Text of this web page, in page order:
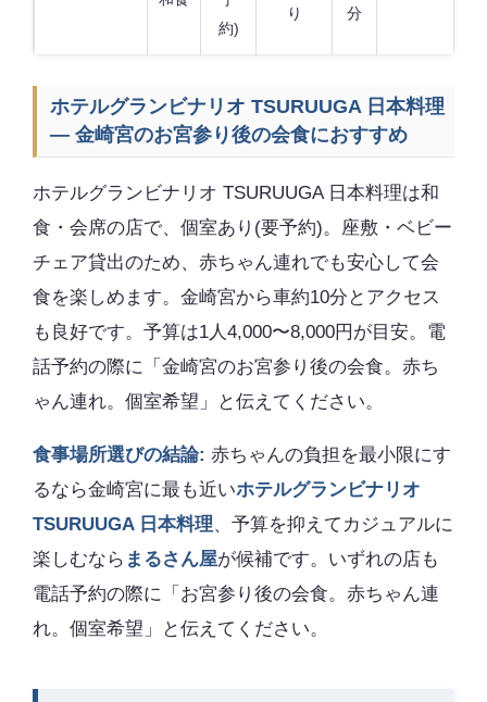
約)
り
分
ホテルグランビナリオ TSURUUGA 日本料理
— 金崎宮のお宮参り後の会食におすすめ
ホテルグランビナリオ TSURUUGA 日本料理は和
食・会席の店で、個室あり(要予約)。座敷・ベビー
チェア貸出のため、赤ちゃん連れでも安心して会
食を楽しめます。金崎宮から車約10分とアクセス
も良好です。予算は1人4,000〜8,000円が目安。電
話予約の際に「金崎宮のお宮参り後の会食。赤ち
ゃん連れ。個室希望」と伝えてください。
食事場所選びの結論: 赤ちゃんの負担を最小限にす
るなら金崎宮に最も近いホテルグランビナリオ
TSURUUGA 日本料理、予算を抑えてカジュアルに
楽しむなら まるさん屋が候補です。いずれの店も
電話予約の際に「お宮参り後の会食。赤ちゃん連
れ。個室希望」と伝えてください。